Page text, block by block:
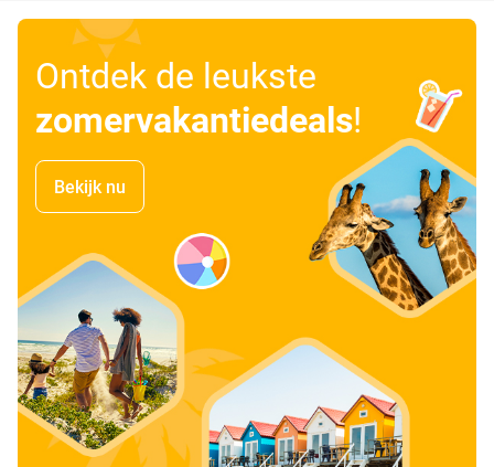
Ontdek de leukste
zomervakantiedeals!
Bekijk nu